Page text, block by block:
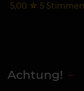
5,00 ☆ 5 Stimmen
Achtung!